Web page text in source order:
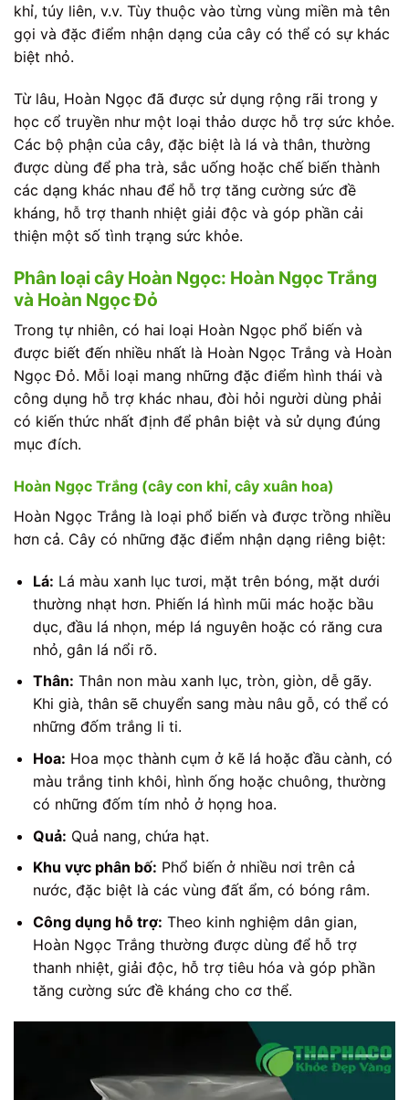
khỉ, túy liên, v.v. Tùy thuộc vào từng vùng miền mà tên
gọi và đặc điểm nhận dạng của cây có thể có sự khác
biệt nhỏ.
Từ lâu, Hoàn Ngọc đã được sử dụng rộng rãi trong y
học cổ truyền như một loại thảo dược hỗ trợ sức khỏe.
Các bộ phận của cây, đặc biệt là lá và thân, thường
được dùng để pha trà, sắc uống hoặc chế biến thành
các dạng khác nhau để hỗ trợ tăng cường sức đề
kháng, hỗ trợ thanh nhiệt giải độc và góp phần cải
thiện một số tình trạng sức khỏe.
Phân loại cây Hoàn Ngọc: Hoàn Ngọc Trắng
và Hoàn Ngọc Đỏ
Trong tự nhiên, có hai loại Hoàn Ngọc phổ biến và
được biết đến nhiều nhất là Hoàn Ngọc Trắng và Hoàn
Ngọc Đỏ. Mỗi loại mang những đặc điểm hình thái và
công dụng hỗ trợ khác nhau, đòi hỏi người dùng phải
có kiến thức nhất định để phân biệt và sử dụng đúng
mục đích.
Hoàn Ngọc Trắng (cây con khỉ, cây xuân hoa)
Hoàn Ngọc Trắng là loại phổ biến và được trồng nhiều
hơn cả. Cây có những đặc điểm nhận dạng riêng biệt:
Lá: Lá màu xanh lục tươi, mặt trên bóng, mặt dưới
thường nhạt hơn. Phiến lá hình mũi mác hoặc bầu
dục, đầu lá nhọn, mép lá nguyên hoặc có răng cưa
nhỏ, gân lá nổi rõ.
Thân: Thân non màu xanh lục, tròn, giòn, dễ gãy.
Khi già, thân sẽ chuyển sang màu nâu gỗ, có thể có
những đốm trắng li ti.
Hoa: Hoa mọc thành cụm ở kẽ lá hoặc đầu cành, có
màu trắng tinh khôi, hình ống hoặc chuông, thường
có những đốm tím nhỏ ở họng hoa.
Quả: Quả nang, chứa hạt.
Khu vực phân bố: Phổ biến ở nhiều nơi trên cả
nước, đặc biệt là các vùng đất ẩm, có bóng râm.
Công dụng hỗ trợ: Theo kinh nghiệm dân gian,
Hoàn Ngọc Trắng thường được dùng để hỗ trợ
thanh nhiệt, giải độc, hỗ trợ tiêu hóa và góp phần
tăng cường sức đề kháng cho cơ thể.